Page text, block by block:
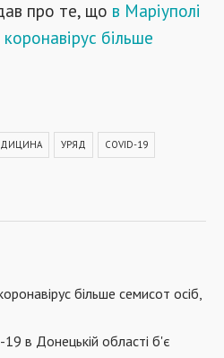
про те, що в Маріуполі
більше
УРЯД COVID-19
більше семисот осіб,
в Донецькій області б'є